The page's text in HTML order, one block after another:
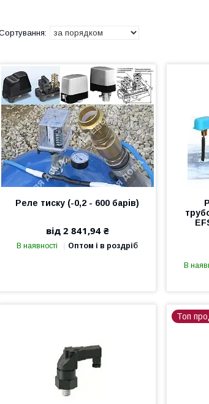
Реле тиску (-0,2 - 600 барів)
від 2 841,94 ₴
В наявності Оптом і в роздріб
В
Топ